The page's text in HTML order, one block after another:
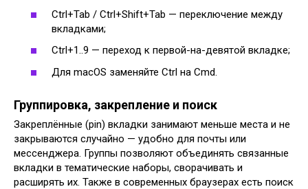
Ctrl+Tab / Ctrl+Shift+Tab — переключение между
вкладками;
Ctrl+1..9 — переход к первой-на-девятой вкладке;
Для macOS заменяйте Ctrl на Cmd.
Группировка, закрепление и поиск
Закреплённые (pin) вкладки занимают меньше места и не
закрываются случайно — удобно для почты или
мессенджера. Группы позволяют объединять связанные
вкладки в тематические наборы, сворачивать и
расширять их. Также в современных браузерах есть поиск